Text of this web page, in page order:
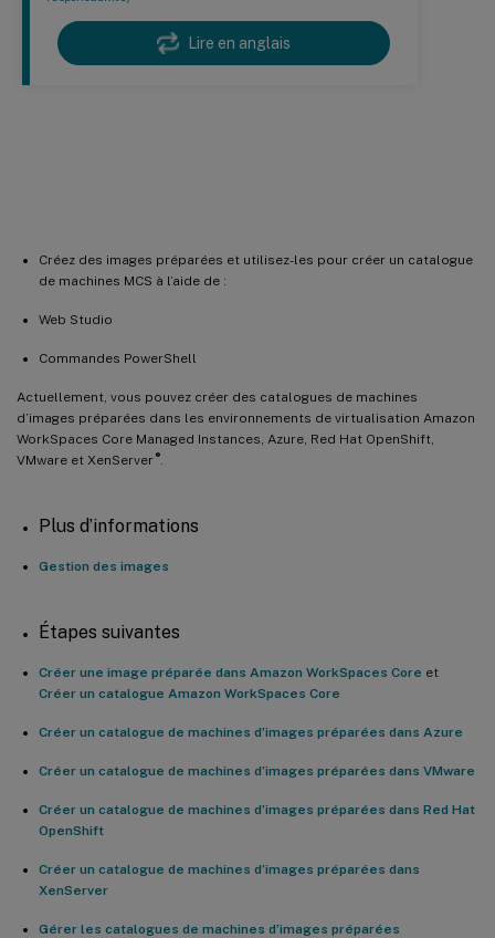
Lire en anglais
Créez des images préparées et utilisez-les pour créer un catalogue
de machines MCS à l’aide de :
Web Studio
Commandes PowerShell
Actuellement, vous pouvez créer des catalogues de machines
d’images préparées dans les environnements de virtualisation Amazon
WorkSpaces Core Managed Instances, Azure, Red Hat OpenShift,
VMware et XenServer ®.
Plus d’informations
Gestion des images
Étapes suivantes
Créer une image préparée dans Amazon WorkSpaces Core et
Créer un catalogue Amazon WorkSpaces Core
Créer un catalogue de machines d’images préparées dans Azure
Créer un catalogue de machines d’images préparées dans VMware
Créer un catalogue de machines d’images préparées dans Red Hat
OpenShift
Créer un catalogue de machines d’images préparées dans
XenServer
Gérer les catalogues de machines d’images préparées